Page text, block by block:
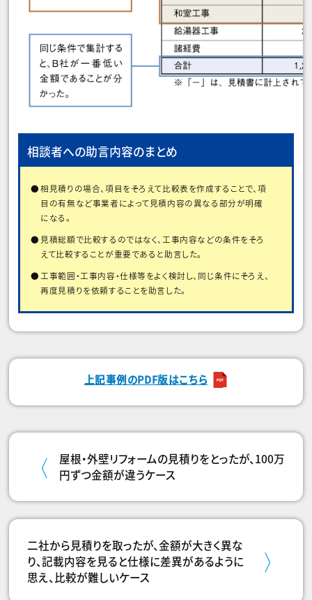
相談者への助言内容のまとめ
相見積りの場合、項目をそろえて比較表を作成することで、項
目の有無など事業者によって見積内容の異なる部分が明確
になる。
見積総額で比較するのではなく、工事内容などの条件をそろ
えて比較することが重要であると助言した。
工事範囲・工事内容・仕様等をよく検討し、同じ条件にそろえ、
再度見積りを依頼することを助言した。
上記事例のPDF版はこちら
屋根・外壁リフォームの見積りをとったが、100万
円ずつ金額が違うケース
二社から見積りを取ったが、金額が大きく異な
り、記載内容を見ると仕様に差異があるように
思え、比較が難しいケース